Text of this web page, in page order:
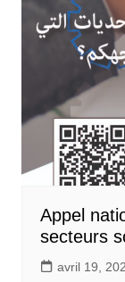
Appel
secteurs
avril 19,